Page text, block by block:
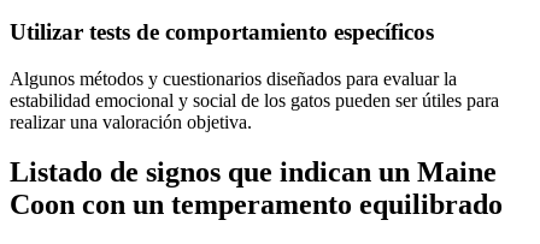
Utilizar tests de comportamiento específicos
Algunos métodos y cuestionarios diseñados para evaluar la
estabilidad emocional y social de los gatos pueden ser útiles para
realizar una valoración objetiva.
Listado de signos que indican un Maine
Coon con un temperamento equilibrado